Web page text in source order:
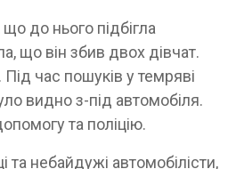
до нього підбігла
що він збив двох дівчат.
час пошуків у темряві
видно з-під автомобіля.
та поліцію.
та небайдужі автомобілісти,